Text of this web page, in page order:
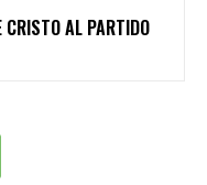
CRISTO AL PARTIDO